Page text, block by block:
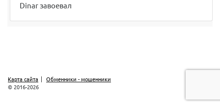
Dinar завоевал
Карта сайта
Обменники - мошенники
© 2016-2026